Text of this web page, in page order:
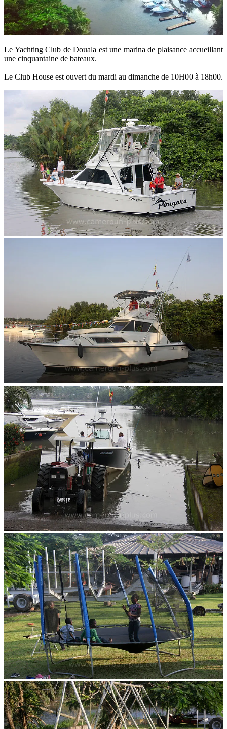
Le Yachting Club de Douala est une marina de plaisance accueillant
une cinquantaine de bateaux.
Le Club House est ouvert du mardi au dimanche de 10H00 à 18h00.